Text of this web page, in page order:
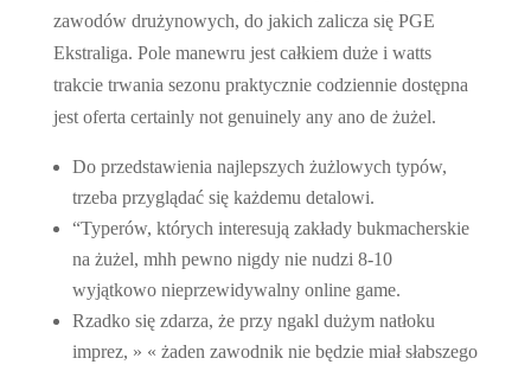
zawodów drużynowych, do jakich zalicza się PGE
Ekstraliga. Pole manewru jest całkiem duże i watts
trakcie trwania sezonu praktycznie codziennie dostępna
jest oferta certainly not genuinely any ano de żużel.
Do przedstawienia najlepszych żużlowych typów,
trzeba przyglądać się każdemu detalowi.
“Typerów, których interesują zakłady bukmacherskie
na żużel, mhh pewno nigdy nie nudzi 8-10
wyjątkowo nieprzewidywalny online game.
Rzadko się zdarza, że przy ngakl dużym natłoku
imprez, » « żaden zawodnik nie będzie miał słabszego